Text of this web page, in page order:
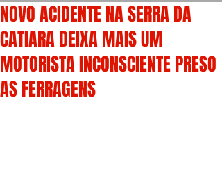
NOVO ACIDENTE NA SERRA DA
CATIARA DEIXA MAIS UM
MOTORISTA INCONSCIENTE PRESO
AS FERRAGENS